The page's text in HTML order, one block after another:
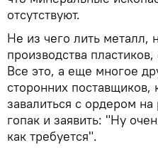
отсутствуют.
Не из чего лить металл,
производства
Все это, а еще многое
сторонних
завалиться с ордером
гопак и заявить: "Ну
как требуется".